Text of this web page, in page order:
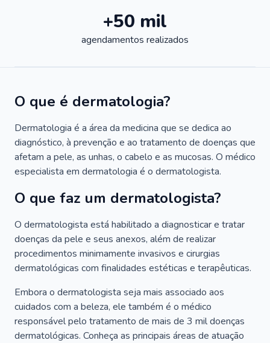
+50 mil
agendamentos realizados
O que é dermatologia?
Dermatologia é a área da medicina que se dedica ao
diagnóstico, à prevenção e ao tratamento de doenças que
afetam a pele, as unhas, o cabelo e as mucosas. O médico
especialista em dermatologia é o dermatologista.
O que faz um dermatologista?
O dermatologista está habilitado a diagnosticar e tratar
doenças da pele e seus anexos, além de realizar
procedimentos minimamente invasivos e cirurgias
dermatológicas com finalidades estéticas e terapêuticas.
Embora o dermatologista seja mais associado aos
cuidados com a beleza, ele também é o médico
responsável pelo tratamento de mais de 3 mil doenças
dermatológicas. Conheça as principais áreas de atuação